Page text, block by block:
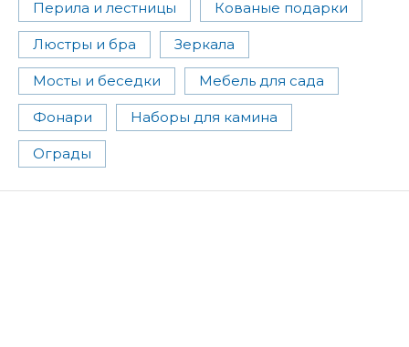
Перила и лестницы Кованые подарки
Люстры и бра Зеркала
Мосты и беседки Мебель для сада
Фонари Наборы для камина
Ограды